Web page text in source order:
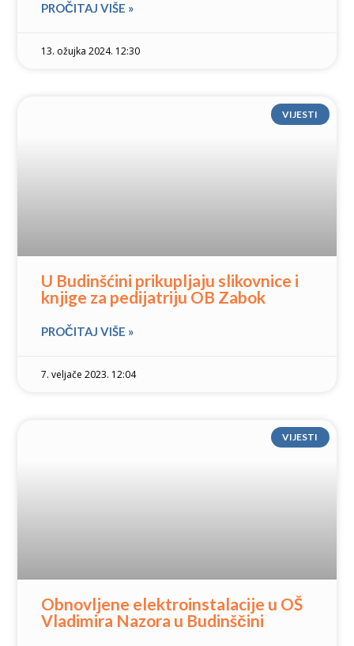
PROČITAJ VIŠE »
13. ožujka 2024. 12:30
VIJESTI
U Budinšćini prikupljaju slikovnice i
knjige za pedijatriju OB Zabok
PROČITAJ VIŠE »
7. veljače 2023. 12:04
VIJESTI
Obnovljene elektroinstalacije u OŠ
Vladimira Nazora u Budinščini